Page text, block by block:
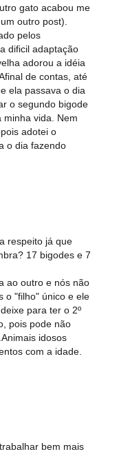
gato acabou me
outro post).
pelos
dificil adaptação
adorou a idéia
de contas, até
ela passava o dia
o segundo bigode
minha vida. Nem
adotei o
o dia fazendo
respeito já que
17 bigodes e 7
ao outro e nós não
o "filho" único e ele
para ter o 2º
pois pode não
idosos
com a idade.
bem mais